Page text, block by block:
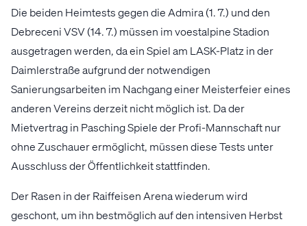
Die beiden Heimtests gegen die Admira (1. 7.) und den
Debreceni VSV (14. 7.) müssen im voestalpine Stadion
ausgetragen werden, da ein Spiel am LASK-Platz in der
Daimlerstraße aufgrund der notwendigen
Sanierungsarbeiten im Nachgang einer Meisterfeier eines
anderen Vereins derzeit nicht möglich ist. Da der
Mietvertrag in Pasching Spiele der Profi-Mannschaft nur
ohne Zuschauer ermöglicht, müssen diese Tests unter
Ausschluss der Öffentlichkeit stattfinden.
Der Rasen in der Raiffeisen Arena wiederum wird
geschont, um ihn bestmöglich auf den intensiven Herbst